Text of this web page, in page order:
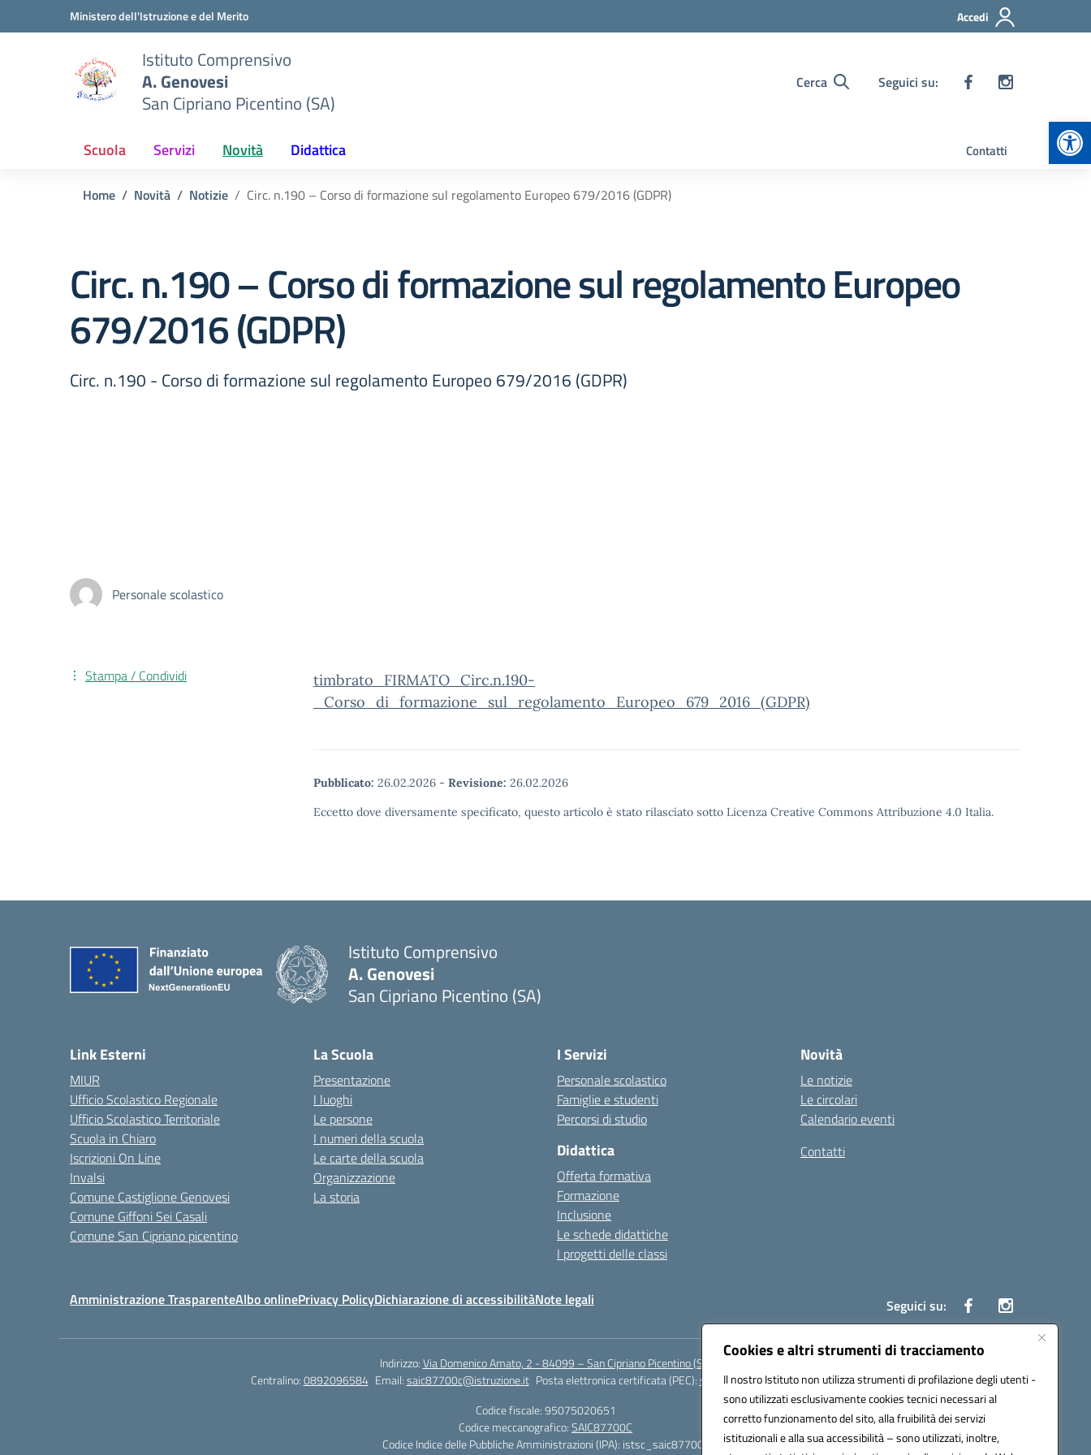
Cookies e altri strumenti di tracciamento
Il nostro Istituto non utilizza strumenti di profilazione degli utenti -
sono utilizzati esclusivamente cookies tecnici necessari al
corretto funzionamento del sito, alla fruibilità dei servizi
istituzionali e alla sua accessibilità – sono utilizzati, inoltre,
Vai ai contenuti
Vai al menu di navigazioneMinistero dell'Istruzione e del Merito Accedi
Istituto Comprensivo
A. Genovesi
San Cipriano Picentino (SA)
Cerca Seguici su:
Scuola Servizi Novità Didattica Contatti
Home Novità Notizie Circ. n.190 – Corso di formazione sul regolamento Europeo 679/2016 (GDPR)
Circ. n.190 – Corso di formazione sul regolamento Europeo
679/2016 (GDPR)
Circ. n.190 - Corso di formazione sul regolamento Europeo 679/2016 (GDPR)
Personale scolastico
timbrato_FIRMATO_Circ.n.190-
_Corso_di_formazione_sul_regolamento_Europeo_679_2016_(GDPR)
Pubblicato: 26.02.2026 - Revisione: 26.02.2026
Eccetto dove diversamente specificato, questo articolo è stato rilasciato sotto Licenza Creative Commons Attribuzione 4.0 Italia.
Stampa / Condividi
Istituto Comprensivo
A. Genovesi
San Cipriano Picentino (SA)
Link Esterni
MIUR
Ufficio Scolastico Regionale
Ufficio Scolastico Territoriale
Scuola in Chiaro
Iscrizioni On Line
Invalsi
Comune Castiglione Genovesi
Comune Giffoni Sei Casali
Comune San Cipriano picentino
La Scuola
Presentazione
I luoghi
Le persone
I numeri della scuola
Le carte della scuola
Organizzazione
La storia
I Servizi
Personale scolastico
Famiglie e studenti
Percorsi di studio
Didattica
Offerta formativa
Formazione
Inclusione
Le schede didattiche
I progetti delle classi
Novità
Le notizie
Le circolari
Calendario eventi
Contatti
Amministrazione TrasparenteAlbo onlinePrivacy PolicyDichiarazione di accessibilitàNote legali Seguici su:
Indirizzo:Via Domenico Amato, 2 - 84099 – San Cipriano Picentino (Sa)
Centralino:0892096584 Email:saic87700c@istruzione.it Posta elettronica certificata (PEC):saic87700c@pec.istruzione.it
Codice fiscale: 95075020651
Codice meccanografico:SAIC87700C
Codice Indice delle Pubbliche Amministrazioni (IPA): istsc_saic87700c